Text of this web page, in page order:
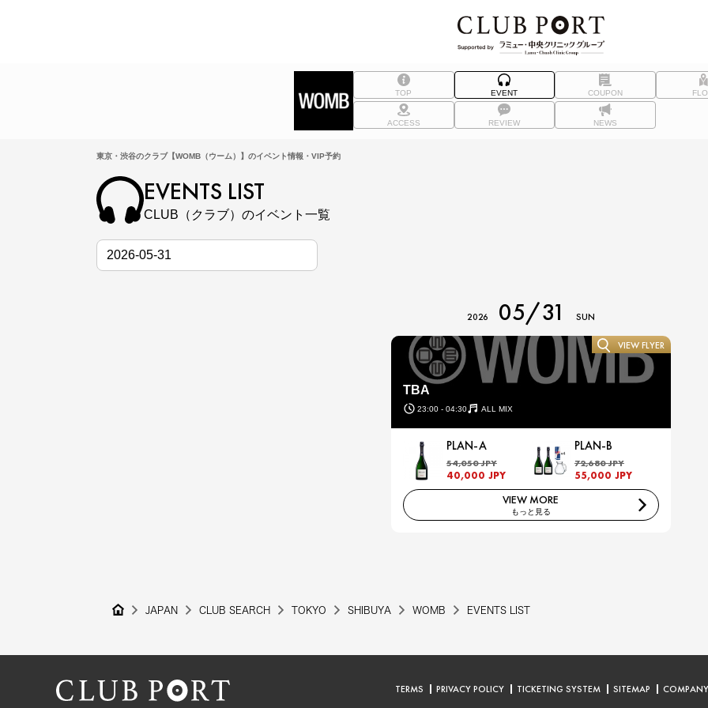
TOP EVENT COUPON
ACCESS REVIEW NEWS
東京・渋谷のクラブ【WOMB（ウーム）】のイベント情報・VIP予約
EVENTS LIST
CLUB（クラブ）のイベント一覧
2026 05/31 SUN
TBA
23:00 - 04:30 ALL MIX
VIEW FLYER
PLAN-A
54,050 JPY
40,000 JPY
PLAN-B
72,680 JPY
55,000 JPY
VIEW MORE
もっと見る
JAPAN CLUB SEARCH TOKYO SHIBUYA WOMB EVENTS LIST
TERMS PRIVACY POLICY TICKETING SYSTEM SITEMAP COMPANY